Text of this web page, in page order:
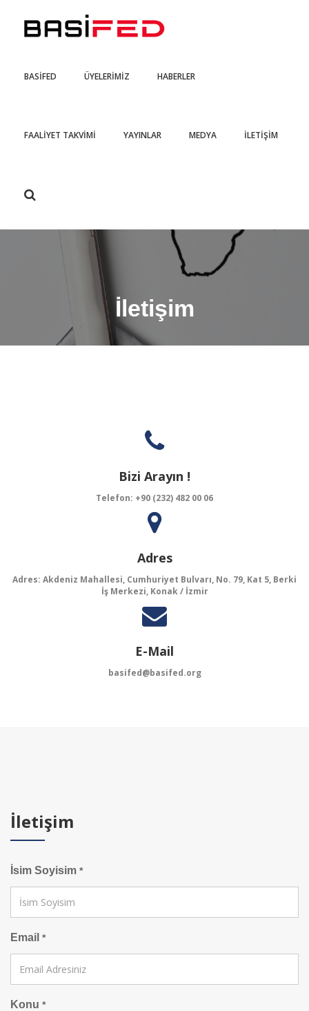
BASİFED ÜYELERİMİZ HABERLER
FAALİYET TAKVİMİ YAYINLAR MEDYA İLETİŞİM
İletişim
Bizi Arayın !
Telefon: +90 (232) 482 00 06
Adres
Adres: Akdeniz Mahallesi, Cumhuriyet Bulvarı, No. 79, Kat 5, Berki
İş Merkezi, Konak / İzmir
E-Mail
basifed@basifed.org
İletişim
İsim Soyisim *
Email *
Konu *